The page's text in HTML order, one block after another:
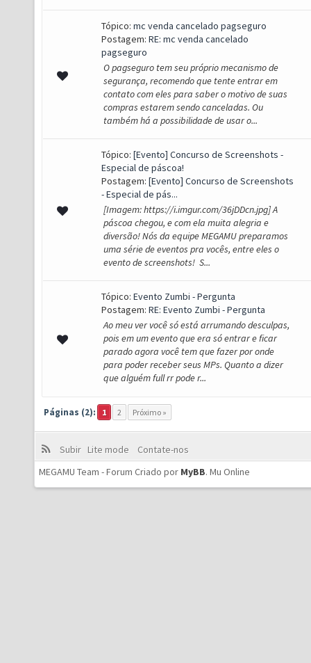
Tópico: mc venda cancelado pagseguro
Postagem: RE: mc venda cancelado
pagseguro
O pagseguro tem seu próprio mecanismo de
segurança, recomendo que tente entrar em
contato com eles para saber o motivo de suas
compras estarem sendo canceladas. Ou
também há a possibilidade de usar o...
Tópico: [Evento] Concurso de Screenshots -
Especial de páscoa!
Postagem: [Evento] Concurso de Screenshots
- Especial de pás...
[Imagem: https://i.imgur.com/36jDDcn.jpg] A
páscoa chegou, e com ela muita alegria e
diversão! Nós da equipe MEGAMU preparamos
uma série de eventos pra vocês, entre eles o
evento de screenshots! S...
Tópico: Evento Zumbi - Pergunta
Postagem: RE: Evento Zumbi - Pergunta
Ao meu ver você só está arrumando desculpas,
pois em um evento que era só entrar e ficar
parado agora você tem que fazer por onde
para poder receber seus MPs. Quanto a dizer
que alguém full rr pode r...
Páginas (2): 1 2 Próximo »
Subir Lite mode
Contate-nos
MEGAMU Team - Forum Criado por MyBB. Mu Online